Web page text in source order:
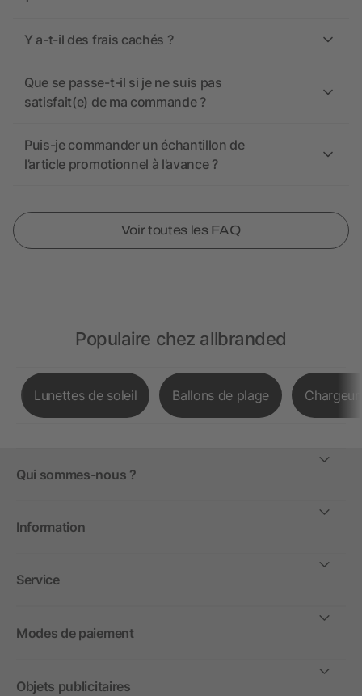
Y a-t-il des frais cachés ?
Que se passe-t-il si je ne suis pas
satisfait(e) de ma commande ?
Puis-je commander un échantillon de
l’article promotionnel à l’avance ?
Voir toutes les FAQ
Populaire chez allbranded
Lunettes de soleil Ballons de plage
Qui sommes-nous ?
Information
Service
Modes de paiement
Objets publicitaires